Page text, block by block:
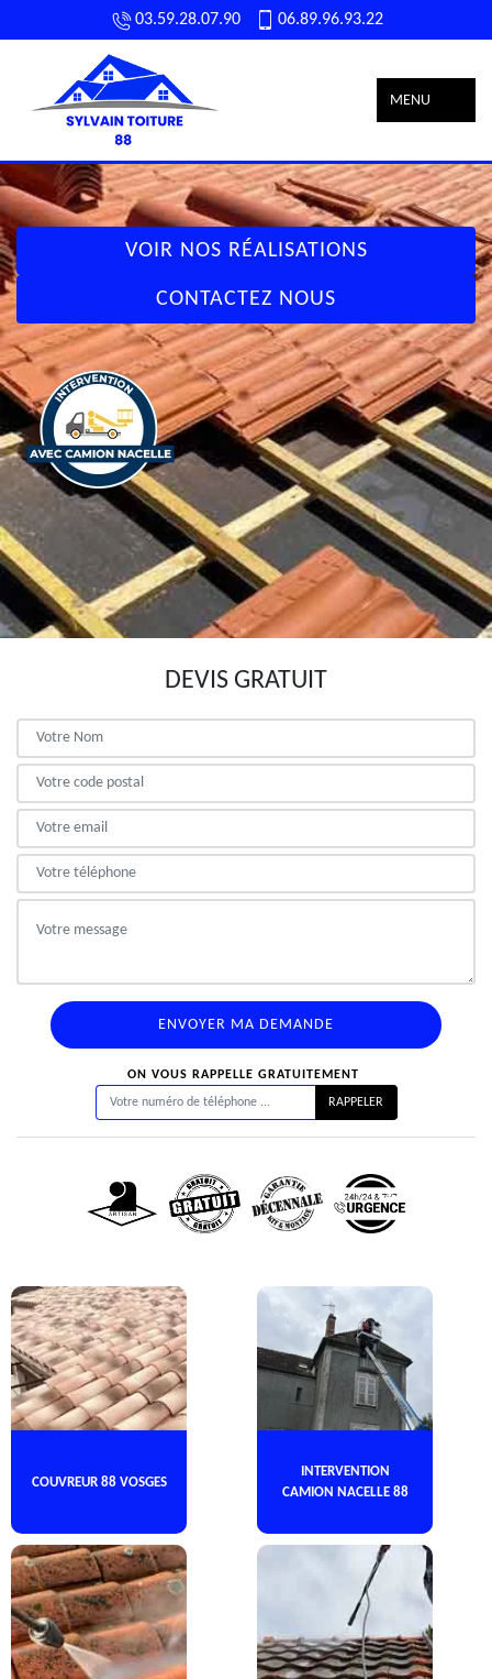
03.59.28.07.90 06.89.96.93.22
MENU
VOIR NOS RÉALISATIONS
CONTACTEZ NOUS
DEVIS GRATUIT
ON VOUS RAPPELLE GRATUITEMENT
COUVREUR 88 VOSGES
INTERVENTION
CAMION NACELLE 88